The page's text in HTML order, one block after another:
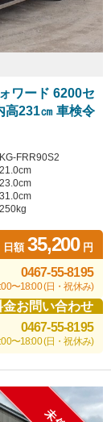
ワード 6200セ
高231㎝ 車検令
FRR90S2
日額35,200円
0467-55-8195
〜18:00 (日・祝休み)
金お問い合わせ
0467-55-8195
〜18:00 (日・祝休み)